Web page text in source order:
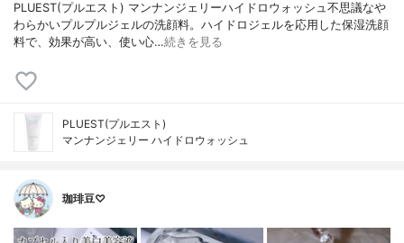
PLUEST(プルエスト) マンナンジェリーハイドロウォッシュ不思議なや
わらかいプルプルジェルの洗顔料。ハイドロジェルを応用した保湿洗顔
料で、効果が高い、使い心…続きを見る
PLUEST(プルエスト)
マンナンジェリー ハイドロウォッシュ
珈琲豆♡